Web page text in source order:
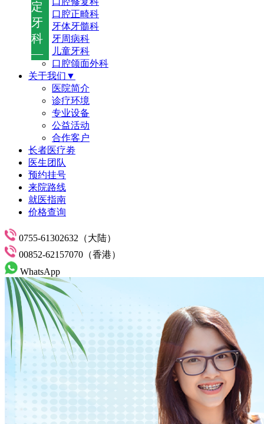
定
牙
科
—
口腔正畸科
牙体牙髓科
牙周病科
儿童牙科
口腔颌面外科
关于我们▼
医院简介
诊疗环境
专业设备
公益活动
合作客户
长者医疗劵
医生团队
预约挂号
来院路线
就医指南
价格查询
0755-61302632（大陆）
00852-62157070（香港）
WhatsApp